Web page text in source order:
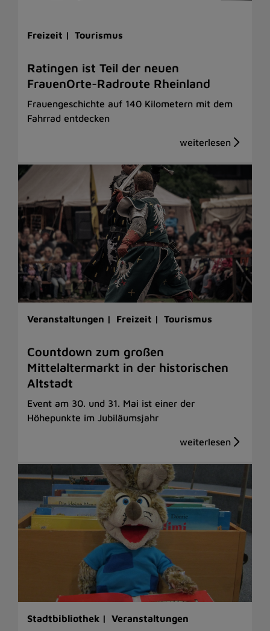
Freizeit | Tourismus
Ratingen ist Teil der neuen
FrauenOrte-Radroute Rheinland
Frauengeschichte auf 140 Kilometern mit dem
Fahrrad entdecken
Veranstaltungen | Freizeit | Tourismus
Countdown zum großen
Mittelaltermarkt in der historischen
Altstadt
Event am 30. und 31. Mai ist einer der
Höhepunkte im Jubiläumsjahr
Stadtbibliothek | Veranstaltungen